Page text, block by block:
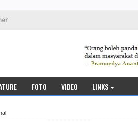
FOTO VIDEO LINKS